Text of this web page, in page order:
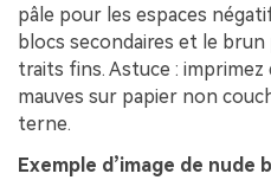
pâle pour les espaces
blocs secondaires et le
traits fins. Astuce :
mauves sur papier non
terne.
Exemple d’image de nude